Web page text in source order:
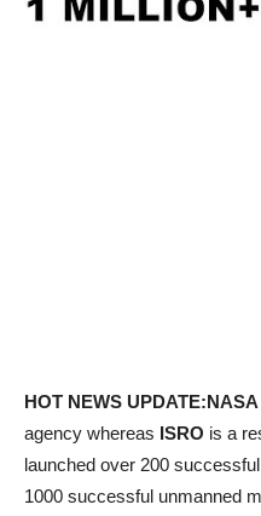
HOT NEWS UPDATE:NASA
agency whereas ISRO is a
launched over 200
1000 successful unmanned